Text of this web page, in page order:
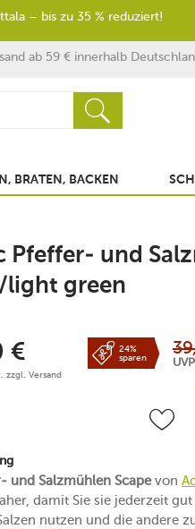
ab 59 € innerhalb
BRATEN, BACKEN
Pfeffer- und
light green
€
zzgl. Versand
24%
sparen
UVP
und Salzmühlen Scapevon
damit Sie sie jederzeit
nutzen und die andere
– bis zu 35 % reduziert!